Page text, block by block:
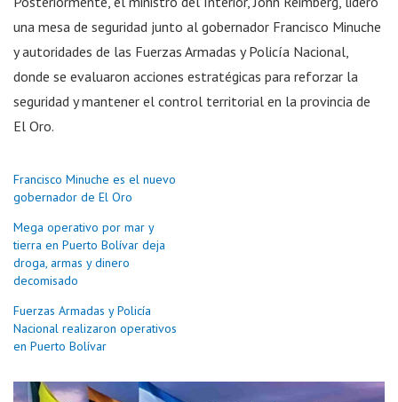
una mesa de seguridad junto al gobernador Francisco Minuche
y autoridades de las Fuerzas Armadas y Policía Nacional,
donde se evaluaron acciones estratégicas para reforzar la
seguridad y mantener el control territorial en la provincia de
El Oro.
Francisco Minuche es el nuevo
gobernador de El Oro
Mega operativo por mar y
tierra en Puerto Bolívar deja
droga, armas y dinero
decomisado
Fuerzas Armadas y Policía
Nacional realizaron operativos
en Puerto Bolívar